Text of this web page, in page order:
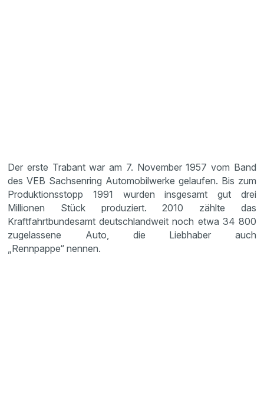
Der erste Trabant war am 7. November 1957 vom Band
des VEB Sachsenring Automobilwerke gelaufen. Bis zum
Produktionsstopp 1991 wurden insgesamt gut drei
Millionen Stück produziert. 2010 zählte das
Kraftfahrtbundesamt deutschlandweit noch etwa 34 800
zugelassene Auto, die Liebhaber auch
„Rennpappe“ nennen.